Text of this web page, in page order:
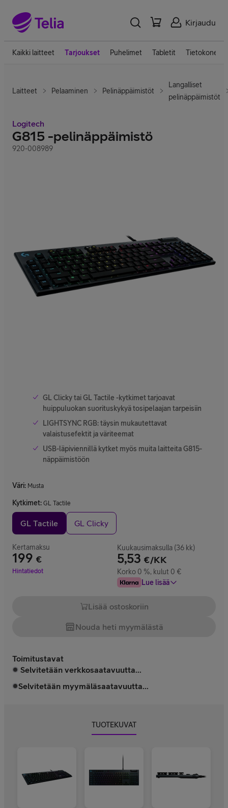
Kirjaudu
Kaikki laitteet Tarjoukset Puhelimet Tabletit Tietokoneet
Laitteet Pelaaminen Pelinäppäimistöt
Langalliset
pelinäppäimistöt
Logitech
G815 -pelinäppäimistö
920-008989
GL Clicky tai GL Tactile -kytkimet tarjoavat
huippuluokan suorituskykyä tosipelaajan tarpeisiin
LIGHTSYNC RGB: täysin mukautettavat
valaistusefektit ja väriteemat
USB-läpiviennillä kytket myös muita laitteita G815-
näppäimistöön
Väri: Musta
Kytkimet: GL Tactile
GL Tactile GL Clicky
Kertamaksu
199 €
Hinta 199 €
Hintatiedot
Kuukausimaksulla (36 kk)
5,53 €/KK
Korko 0 %, kulut 0 €
Lue lisää
Lisää ostoskoriin
Nouda heti myymälästä
Toimitustavat
Selvitetään verkkosaatavuutta...
Selvitetään myymäläsaatavuutta...
TUOTEKUVAT